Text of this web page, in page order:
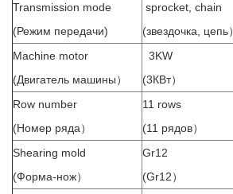
Transmission mode
(Режим передачи)
sprocket, chain
(звездочка, цепь）
Machine motor
(Двигатель машины）
3KW
(3КВт）
Row number
(Номер ряда）
11 rows
(11 рядов）
Shearing mold
(Форма-нож）
Gr12
(Gr12）